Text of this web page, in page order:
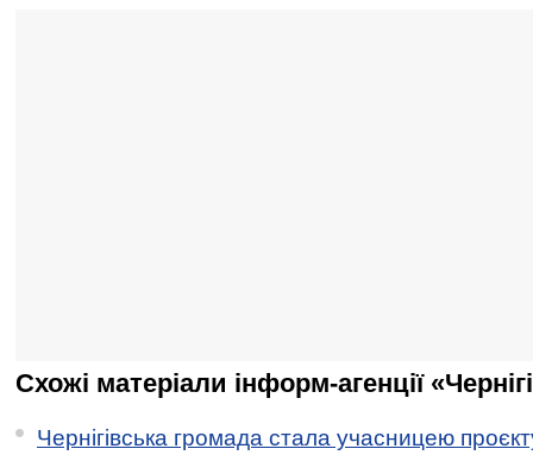
Схожі матеріали інформ-агенції
Чернігівська громада стала учасницею